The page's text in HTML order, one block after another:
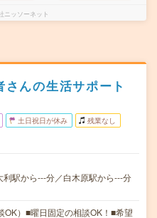
ニッソーネット
んの生活サポート
土日祝日が休み 残業なし
駅から---分／白木原駅から---分
OK）■曜日固定の相談OK！■希望